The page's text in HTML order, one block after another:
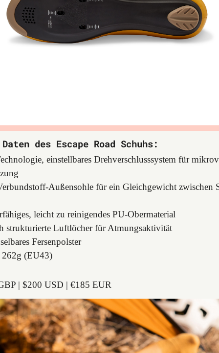
des Escape Road Schuhs:
einstellbares Drehverschlusssystem für
Außensohle für ein Gleichgewicht zwischen
leicht zu reinigendes PU-Obermaterial
strukturierte Luftlöcher für Atmungsaktivität
Fersenpolster
(EU43)
| $200 USD | €185 EUR